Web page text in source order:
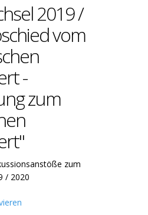
2019 /
vom
-
zum
zum
/ 2020